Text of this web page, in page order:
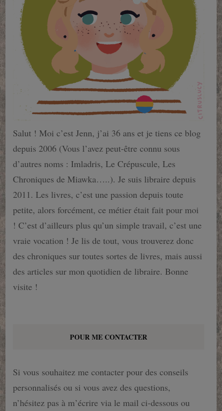
Salut ! Moi c’est Jenn, j’ai 36 ans et je tiens ce blog
depuis 2006 (Vous l’avez peut-être connu sous
d’autres noms : Imladris, Le Crépuscule, Les
Chroniques de Miawka…..). Je suis libraire depuis
2011. Les livres, c’est une passion depuis toute
petite, alors forcément, ce métier était fait pour moi
! C’est d’ailleurs plus qu’un simple travail, c’est une
vraie vocation ! Je lis de tout, vous trouverez donc
des chroniques sur toutes sortes de livres, mais aussi
des articles sur mon quotidien de libraire. Bonne
visite !
POUR ME CONTACTER
Si vous souhaitez me contacter pour des conseils
personnalisés ou si vous avez des questions,
n’hésitez pas à m’écrire via le mail ci-dessous ou